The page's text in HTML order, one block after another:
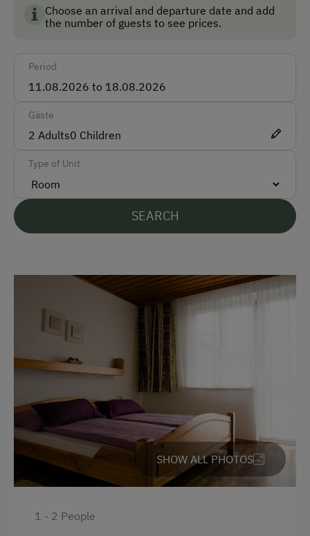
Cash
ATM Card (Maestro)
Visa
Languages Spoken On Site
At the Property
Garden / Meadow
Farm Products
Wine Tasting
Catering & Meals
Buffet Breakfast
Stay Incl. Breakfast
Services
Welcome Drink
Choose an arrival and departure date and add
the number of guests to see prices.
Period
Gäste
2 Adults0 Children
Type of Unit
SEARCH
SHOW ALL PHOTOS
1 - 2 People